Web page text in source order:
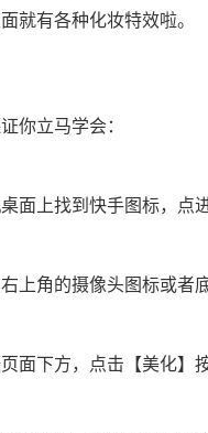
就有各种化妆特效啦。
你立马学会：
面上找到快手图标，点进
上角的摄像头图标或者底
面下方，点击【美化】按